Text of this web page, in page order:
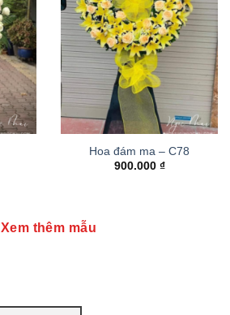
Hoa đám ma – C78
900.000 ₫
Xem thêm mẫu